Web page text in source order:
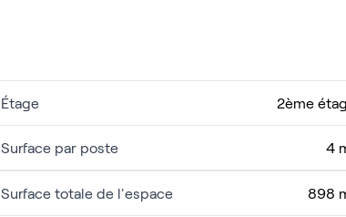
Étage 2ème
Surface par poste 4
Surface totale de l'espace 898